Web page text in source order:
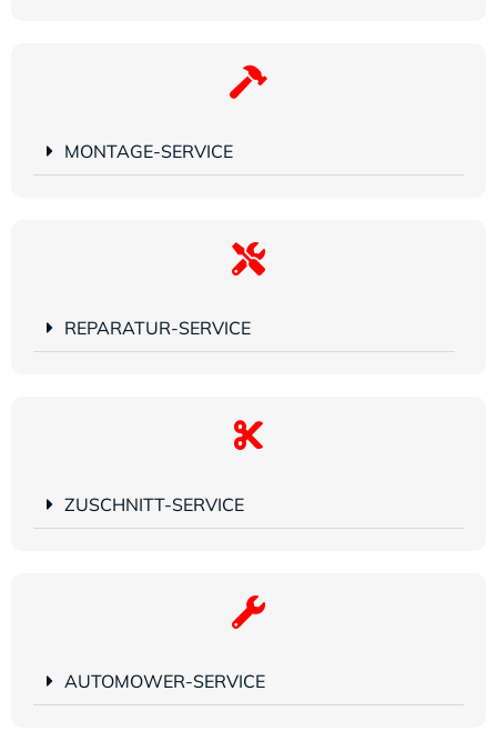
MONTAGE-SERVICE
REPARATUR-SERVICE
ZUSCHNITT-SERVICE
AUTOMOWER-SERVICE